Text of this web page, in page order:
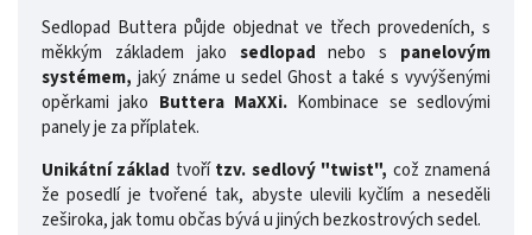
Sedlopad Buttera půjde objednat ve třech provedeních, s
měkkým základem jako sedlopad nebo s panelovým
systémem, jaký známe u sedel Ghost a také s vyvýšenými
opěrkami jako Buttera MaXXi. Kombinace se sedlovými
panely je za příplatek.
Unikátní základ tvořítzv. sedlový "twist", což znamená
že posedlí je tvořené tak, abyste ulevili kyčlím a neseděli
zeširoka, jak tomu občas bývá u jiných bezkostrových sedel.